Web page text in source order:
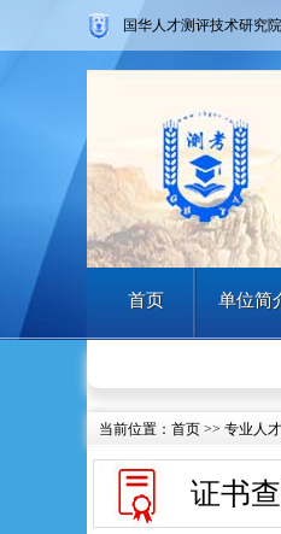
国华人才测评技术研究院
首页 单位简
当前位置： 首页 >> 专业人
证书